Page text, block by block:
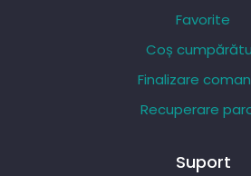
Favorite
Coș
Finalizare
Recuperare
Suport